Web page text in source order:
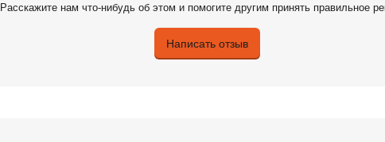
Расскажите нам что-нибудь об этом и помогите другим принять правильное
Написать отзыв